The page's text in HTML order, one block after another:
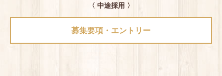
〈 中途採用 〉
募集要項・エントリー